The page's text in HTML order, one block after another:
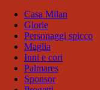
Casa Milan
Glorie
Personaggi spicco
Maglia
Inni e cori
Palmares
Sponsor